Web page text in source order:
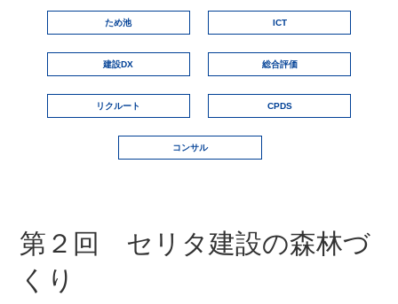
ため池 ICT
建設DX 総合評価
リクルート CPDS
コンサル
第２回 セリタ建設の森林づ
くり